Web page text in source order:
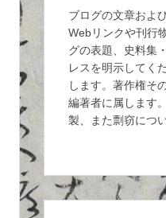
ブログの文章およ
Webリンクや刊行
グの表題、史料集
レスを明示してく
します。著作権そ
編著者に属します
製、また剽窃につ